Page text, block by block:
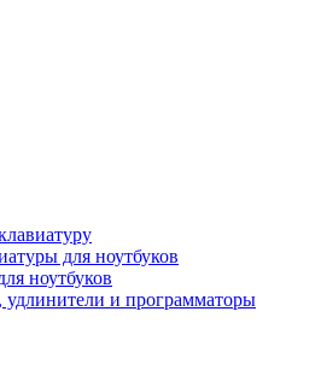
для ноутбуков
ноутбуков
удлинители и программаторы